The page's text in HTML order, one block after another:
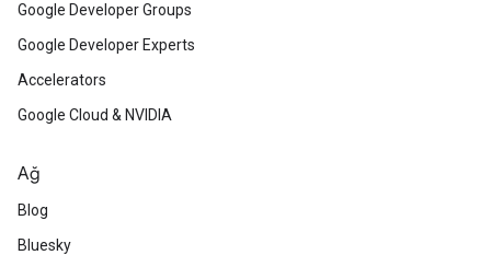
Google Developer Groups
Google Developer Experts
Accelerators
Google Cloud & NVIDIA
Ağ
Blog
Bluesky